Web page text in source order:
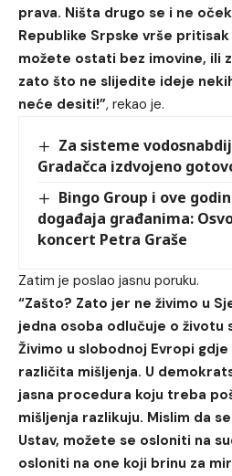
prava. Ništa drugo se i ne
Republike Srpske vrše
možete ostati bez imovine, ili
zato što ne slijedite ideje
neće desiti!”, rekao je.
Za sisteme
Gradačca izdvojeno
Bingo Group i ove
događaja građanima:
koncert Petra Graše
Zatim je poslao jasnu poruku.
“Zašto? Zato jer ne živimo u
jedna osoba odlučuje o životu
Živimo u slobodnoj Evropi
različita mišljenja. U
jasna procedura koju treba
mišljenja razlikuju. Mislim da
Ustav, možete se osloniti na
osloniti na one koji brinu za